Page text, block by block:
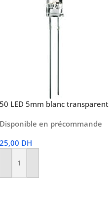
50 LED 5mm blanc transparent
Disponible en précommande
25,00 DH
Ajouter Au Panier